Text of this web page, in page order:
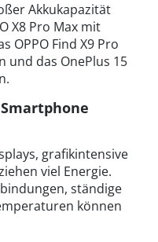
Akkukapazität
X8 Pro Max mit
OPPO Find X9 Pro
und das OnePlus 15
grafikintensive
viel Energie.
ständige
können